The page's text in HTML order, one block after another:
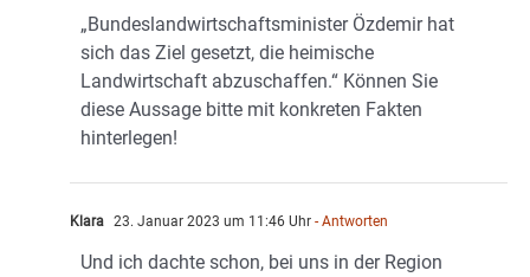
„Bundeslandwirtschaftsminister Özdemir hat
sich das Ziel gesetzt, die heimische
Landwirtschaft abzuschaffen.“ Können Sie
diese Aussage bitte mit konkreten Fakten
hinterlegen!
Klara 23. Januar 2023 um 11:46 Uhr - Antworten
Und ich dachte schon, bei uns in der Region